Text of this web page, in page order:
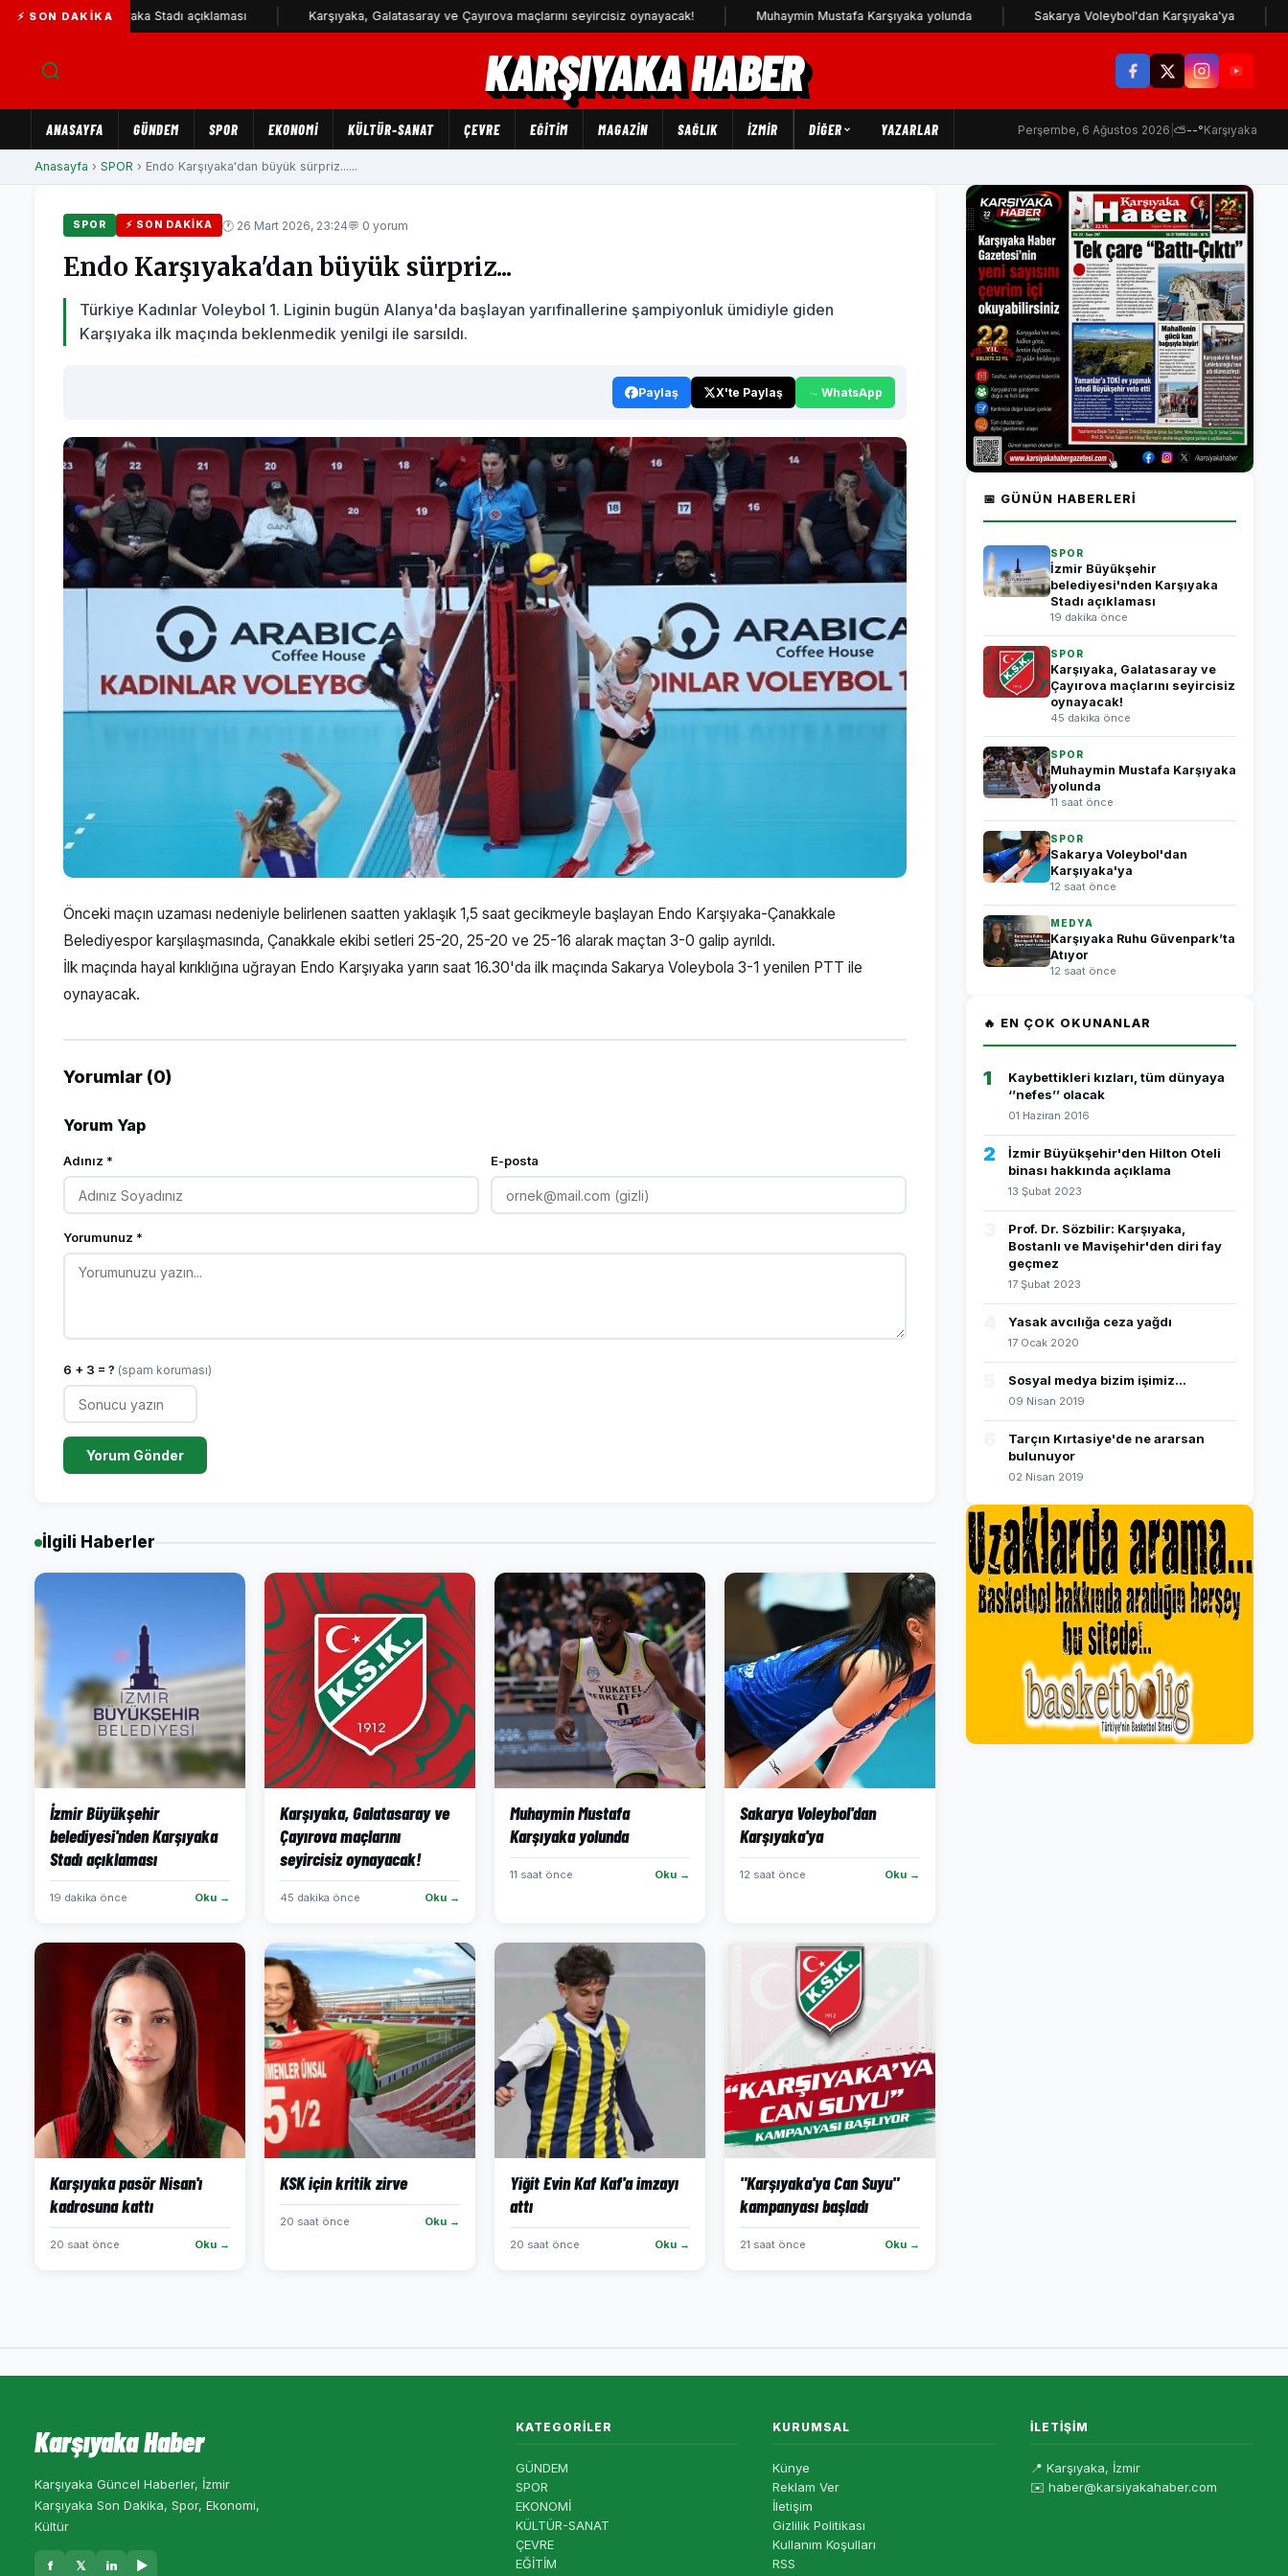
⚡ SON DAKIKA
Karşıyaka Stadı açıklaması Karşıyaka, Galatasaray ve Çayırova maçlarını seyircisiz oynayacak! Muhaymin Mustafa Karşıyaka yolunda Sakarya Voleybol'dan Karşıyaka'ya
KARŞIYAKA HABER
ANASAYFA GÜNDEM SPOR EKONOMİ KÜLTÜR-SANAT ÇEVRE EĞİTİM MAGAZİN SAĞLIK İZMİR DIĞER YAZARLAR Perşembe, 6 Ağustos 2026 ⛅--°Karşıyaka
Anasayfa › SPOR › Endo Karşıyaka'dan büyük sürpriz......
SPOR ⚡ SON DAKIKA 🕐 26 Mart 2026, 23:24💬 0 yorum
Endo Karşıyaka'dan büyük sürpriz...
Türkiye Kadınlar Voleybol 1. Liginin bugün Alanya'da başlayan yarıfinallerine şampiyonluk ümidiyle giden
Karşıyaka ilk maçında beklenmedik yenilgi ile sarsıldı.
Paylaş X'te Paylaş WhatsApp
Önceki maçın uzaması nedeniyle belirlenen saatten yaklaşık 1,5 saat gecikmeyle başlayan Endo Karşıyaka-Çanakkale
Belediyespor karşılaşmasında, Çanakkale ekibi setleri 25-20, 25-20 ve 25-16 alarak maçtan 3-0 galip ayrıldı.
İlk maçında hayal kırıklığına uğrayan Endo Karşıyaka yarın saat 16.30'da ilk maçında Sakarya Voleybola 3-1 yenilen PTT ile
oynayacak.
Yorumlar (0)
Yorum Yap
Adınız * E-posta
Yorumunuz *
6 + 3 = ? (spam koruması)
Yorum Gönder
İlgili Haberler
İzmir Büyükşehir
belediyesi'nden Karşıyaka
Stadı açıklaması
19 dakika önce Oku →
Karşıyaka, Galatasaray ve
Çayırova maçlarını
seyircisiz oynayacak!
45 dakika önce Oku →
Muhaymin Mustafa
Karşıyaka yolunda
11 saat önce Oku →
Sakarya Voleybol'dan
Karşıyaka'ya
12 saat önce Oku →
Karşıyaka pasör Nisan'ı
kadrosuna kattı
20 saat önce Oku →
KSK için kritik zirve
20 saat önce Oku →
Yiğit Evin Kaf Kaf'a imzayı
attı
20 saat önce Oku →
"Karşıyaka'ya Can Suyu"
kampanyası başladı
21 saat önce Oku →
📅 GÜNÜN HABERLERI
SPOR
İzmir Büyükşehir
belediyesi'nden Karşıyaka
Stadı açıklaması
19 dakika önce
SPOR
Karşıyaka, Galatasaray ve
Çayırova maçlarını seyircisiz
oynayacak!
45 dakika önce
SPOR
Muhaymin Mustafa Karşıyaka
yolunda
11 saat önce
SPOR
Sakarya Voleybol'dan
Karşıyaka'ya
12 saat önce
MEDYA
Karşıyaka Ruhu Güvenpark’ta
Atıyor
12 saat önce
🔥 EN ÇOK OKUNANLAR
1
Kaybettikleri kızları, tüm dünyaya
‘’nefes’’ olacak
01 Haziran 2016
2
İzmir Büyükşehir'den Hilton Oteli
binası hakkında açıklama
13 Şubat 2023
Prof. Dr. Sözbilir: Karşıyaka,
Bostanlı ve Mavişehir'den diri fay
geçmez
17 Şubat 2023
Yasak avcılığa ceza yağdı
17 Ocak 2020
Sosyal medya bizim işimiz...
09 Nisan 2019
Tarçın Kırtasiye'de ne ararsan
bulunuyor
02 Nisan 2019
Karşıyaka Haber
Karşıyaka Güncel Haberler, İzmir
Karşıyaka Son Dakika, Spor, Ekonomi,
Kültür
f 𝕏 in ▶
KATEGORILER
GÜNDEM
SPOR
EKONOMİ
KÜLTÜR-SANAT
ÇEVRE
EĞİTİM
KURUMSAL
Künye
Reklam Ver
İletişim
Gizlilik Politikası
Kullanım Koşulları
RSS
İLETIŞIM
📍 Karşıyaka, İzmir
✉️ haber@karsiyakahaber.com